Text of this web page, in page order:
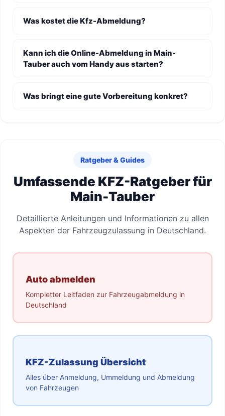
Was kostet die Kfz-Abmeldung?
Kann ich die Online-Abmeldung in Main-
Tauber auch vom Handy aus starten?
Was bringt eine gute Vorbereitung konkret?
Ratgeber & Guides
Umfassende KFZ-Ratgeber für
Main-Tauber
Detaillierte Anleitungen und Informationen zu allen
Aspekten der Fahrzeugzulassung in Deutschland.
Auto abmelden
Kompletter Leitfaden zur Fahrzeugabmeldung in
Deutschland
KFZ-Zulassung Übersicht
Alles über Anmeldung, Ummeldung und Abmeldung
von Fahrzeugen